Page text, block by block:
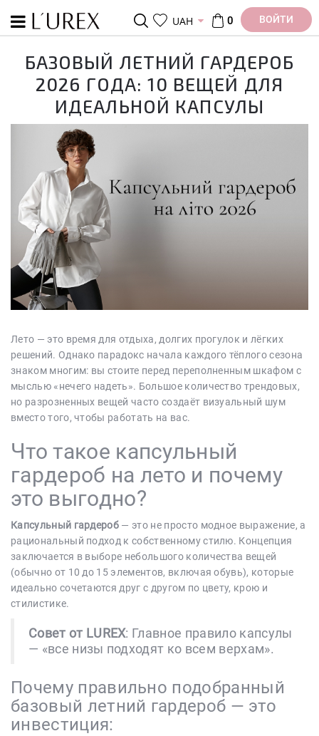
UAH 0 ВОЙТИ
БАЗОВЫЙ ЛЕТНИЙ ГАРДЕРОБ
2026 ГОДА: 10 ВЕЩЕЙ ДЛЯ
ИДЕАЛЬНОЙ КАПСУЛЫ
Лето — это время для отдыха, долгих прогулок и лёгких
решений. Однако парадокс начала каждого тёплого сезона
знаком многим: вы стоите перед переполненным шкафом с
мыслью «нечего надеть». Большое количество трендовых,
но разрозненных вещей часто создаёт визуальный шум
вместо того, чтобы работать на вас.
Что такое капсульный
гардероб на лето и почему
это выгодно?
Капсульный гардероб — это не просто модное выражение, а
рациональный подход к собственному стилю. Концепция
заключается в выборе небольшого количества вещей
(обычно от 10 до 15 элементов, включая обувь), которые
идеально сочетаются друг с другом по цвету, крою и
стилистике.
Совет от LUREX: Главное правило капсулы
— «все низы подходят ко всем верхам».
Почему правильно подобранный
базовый летний гардероб — это
инвестиция: